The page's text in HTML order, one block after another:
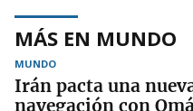
MÁS EN MUNDO
MUNDO
Irán pacta una
navegación con